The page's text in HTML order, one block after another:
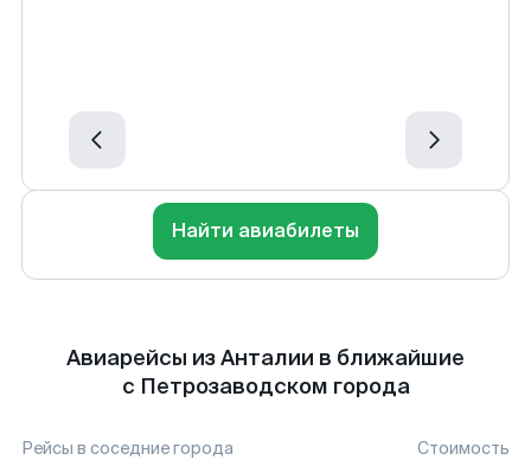
Найти авиабилеты
Авиарейсы из Анталии в ближайшие
с Петрозаводском города
Рейсы в соседние города Стоимость